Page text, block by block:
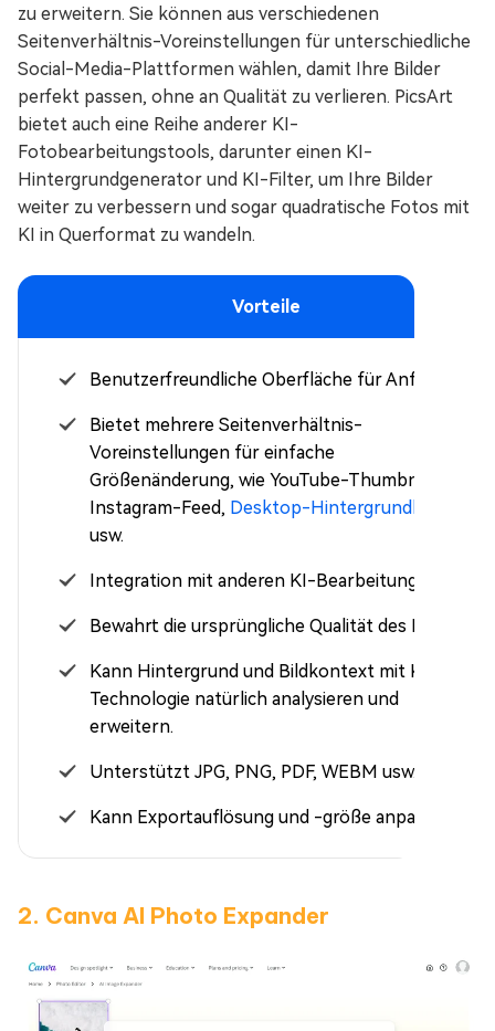
zu erweitern. Sie können aus verschiedenen
Seitenverhältnis-Voreinstellungen für unterschiedliche
Social-Media-Plattformen wählen, damit Ihre Bilder
perfekt passen, ohne an Qualität zu verlieren. PicsArt
bietet auch eine Reihe anderer KI-
Fotobearbeitungstools, darunter einen KI-
Hintergrundgenerator und KI-Filter, um Ihre Bilder
weiter zu verbessern und sogar quadratische Fotos mit
KI in Querformat zu wandeln.
Vorteile
Benutzerfreundliche Oberfläche für Anfänger.
Bietet mehrere Seitenverhältnis-
Voreinstellungen für einfache
Größenänderung, wie YouTube-Thumbnail,
Instagram-Feed, Desktop-Hintergrundbild
usw.
Integration mit anderen KI-Bearbeitungstools.
Bewahrt die ursprüngliche Qualität des Bildes.
Kann Hintergrund und Bildkontext mit KI-
Technologie natürlich analysieren und
erweitern.
Unterstützt JPG, PNG, PDF, WEBM usw.
Kann Exportauflösung und -größe anpassen.
2. Canva AI Photo Expander